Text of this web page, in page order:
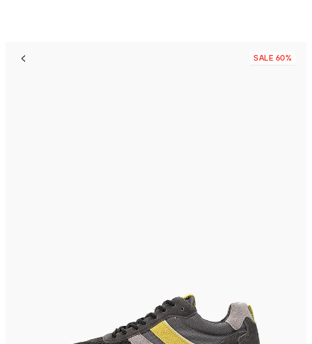
SALE 60%